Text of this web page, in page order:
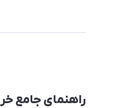
راهنمای جامع